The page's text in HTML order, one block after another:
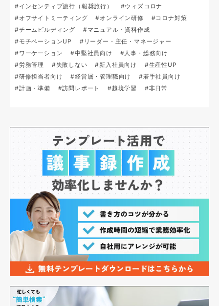
#インセンティブ旅行（報奨旅行）
#ウィズコロナ
#オフサイトミーティング
#オンライン研修
#コロナ対策
#チームビルディング
#マニュアル・資料作成
#モチベーションUP
#リーダー・主任・マネージャー
#ワーケーション
#中堅社員向け
#人事・総務向け
#労務管理
#失敗しない #新入社員向け
#生産性UP
#研修担当者向け
#経営層・管理職向け
#若手社員向け
#計画・準備
#訪問レポート #越境学習 #非日常